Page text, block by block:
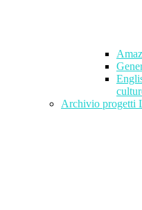
Archivio progetti